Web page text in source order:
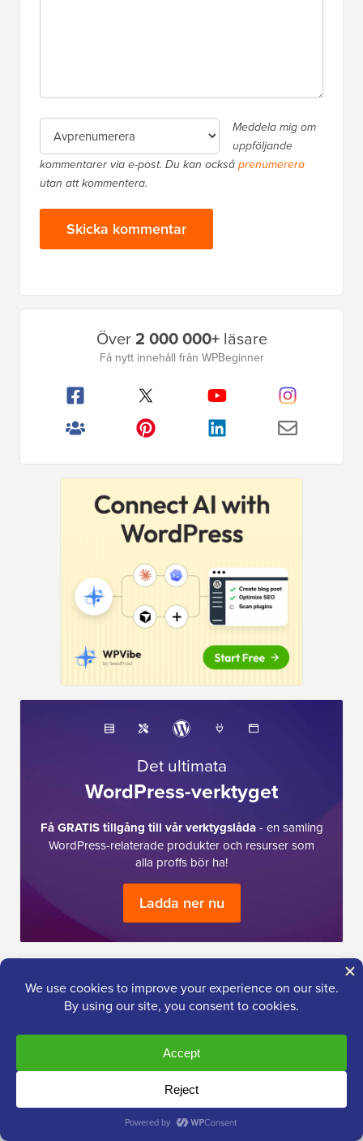
Meddela mig om
uppföljande
kommentarer via e-post. Du kan ocksåprenumerera
utan att kommentera.
Över2 000 000+läsare
Få nytt innehåll från WPBeginner
Det ultimata
WordPress-verktyget
Få GRATIS tillgång till vår verktygslåda- en samling
WordPress-relaterade produkter och resurser som
alla proffs bör ha!
Ladda ner nu
Jag behöver hjälp med...